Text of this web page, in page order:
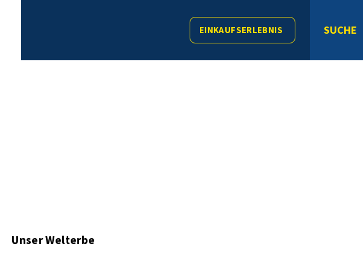
EINKAUFSERLEBNIS SUCHE
Unser Welterbe